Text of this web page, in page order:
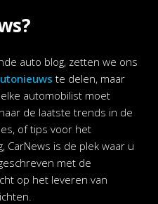
auto blog, zetten we ons
te delen, maar
automobilist moet
de laatste trends in de
of tips voor het
CarNews is de plek waar u
met de
op het leveren van